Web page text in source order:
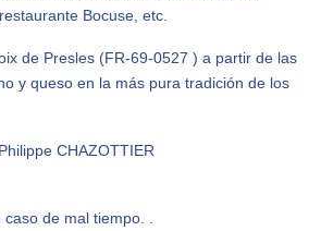
Bocuse, etc.
de Presles (FR-69-0527 ) a partir de las
y queso en la más pura tradición de los
CHAZOTTIER
de mal tiempo. .